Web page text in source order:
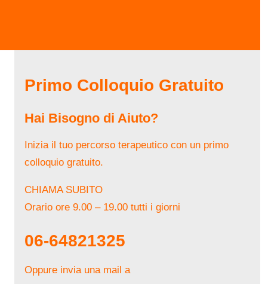
Primo Colloquio Gratuito
Hai Bisogno di Aiuto?
Inizia il tuo percorso terapeutico con un primo
colloquio gratuito.
CHIAMA SUBITO
Orario ore 9.00 – 19.00 tutti i giorni
06-64821325
Oppure invia una mail a